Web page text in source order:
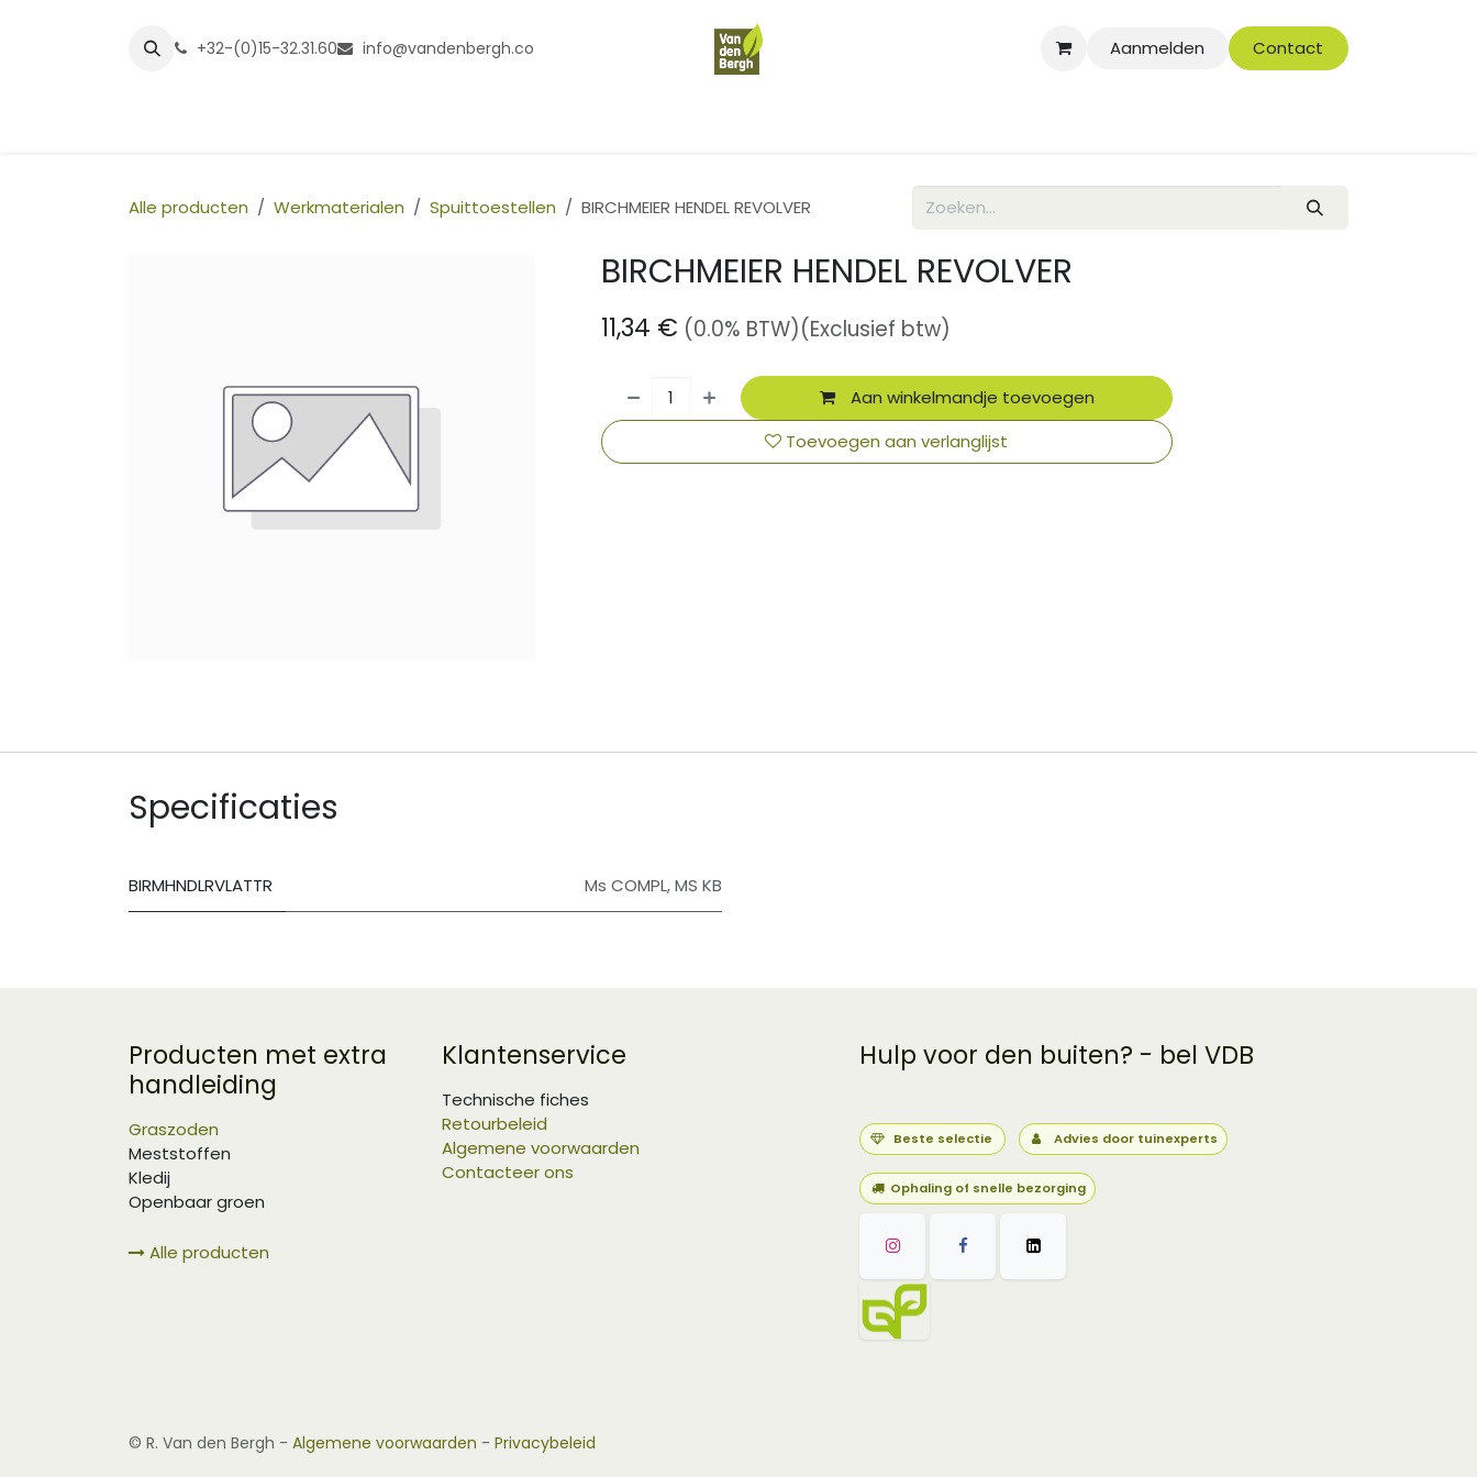
+32-(0)15-32.31.60 info@vandenbergh.co Aanmelden Contact
Alle producten Werkmaterialen Spuittoestellen BIRCHMEIER HENDEL REVOLVER
BIRCHMEIER HENDEL REVOLVER
11,34 € (0.0% BTW)(Exclusief btw)
Aan winkelmandje toevoegen
Toevoegen aan verlanglijst
Specificaties
BIRMHNDLRVLATTR Ms COMPL,MS KB
Producten met extra
handleiding
Graszoden
Meststoffen
Kledij
Openbaar groen
Alle producten
Klantenservice
Technische fiches
Retourbeleid
Algemene voorwaarden
Contacteer ons
Hulp voor den buiten? - bel VDB
Beste selectie Advies door tuinexperts
Ophaling of snelle bezorging
© R. Van den Bergh - Algemene voorwaarden - Privacybeleid